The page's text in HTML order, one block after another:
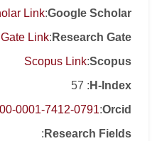
Google Scholar
:
Link
Research Gate
:
Link
Scopus
:
Scopus Link
H-Index
: 57
Orcid
:
0001-7412-0791
Research Fields
: